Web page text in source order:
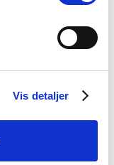
Vis detaljer